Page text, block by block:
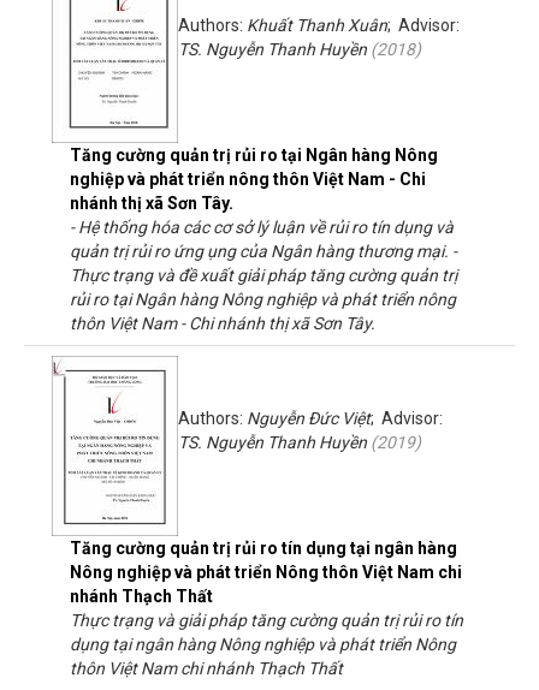
Tăng cường quản trị rủi ro tại Ngân hàng Nông
nghiệp và phát triển nông thôn Việt Nam - Chi
nhánh thị xã Sơn Tây.
Authors: Khuất Thanh Xuân; Advisor:
TS. Nguyễn Thanh Huyền (2018)
- Hệ thống hóa các cơ sở lý luận về rủi ro tín dụng và
quản trị rủi ro ứng ụng của Ngân hàng thương mại. -
Thực trạng và đề xuất giải pháp tăng cường quản trị
rủi ro tại Ngân hàng Nông nghiệp và phát triển nông
thôn Việt Nam - Chi nhánh thị xã Sơn Tây.
Tăng cường quản trị rủi ro tín dụng tại ngân hàng
Nông nghiệp và phát triển Nông thôn Việt Nam chi
nhánh Thạch Thất
Authors: Nguyễn Đức Việt; Advisor:
TS. Nguyễn Thanh Huyền (2019)
Thực trạng và giải pháp tăng cường quản trị rủi ro tín
dụng tại ngân hàng Nông nghiệp và phát triển Nông
thôn Việt Nam chi nhánh Thạch Thất